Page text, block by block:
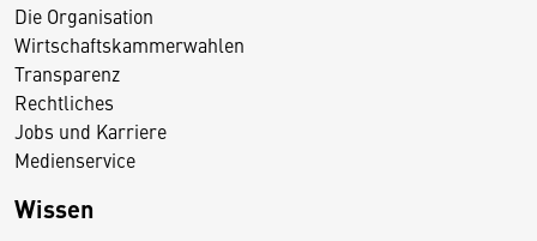
Die Organisation
Wirtschaftskammerwahlen
Transparenz
Rechtliches
Jobs und Karriere
Medienservice
Wissen